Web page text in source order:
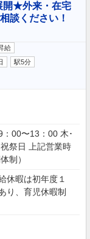
開★外来・在宅
談ください！
給
駅5分
：00〜13：00 木･
営業時
制）
休暇は初年度１
り、育児休暇制